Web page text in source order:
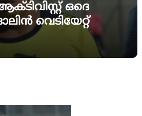
ഒദെ
വെടിയേറ്റ്